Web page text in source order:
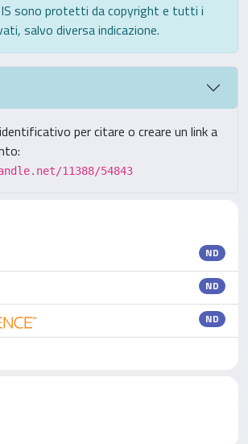
sono protetti da copyright e tutti i
salvo diversa indicazione.
per citare o creare un link a
11388/54843
ND
ND
ND